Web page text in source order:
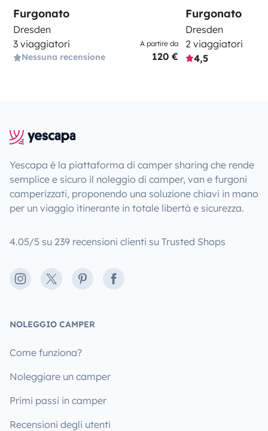
Furgonato
Dresden
3 viaggiatori
Nessuna recensione
A partire da
120 €
Furgonato
Dresden
2 viaggiatori
4,5
Yescapa è la piattaforma di camper sharing che rende
semplice e sicuro il noleggio di camper, van e furgoni
camperizzati, proponendo una soluzione chiavi in mano
per un viaggio itinerante in totale libertà e sicurezza.
4.05/5 su 239 recensioni clienti su Trusted Shops
Instagram
X PinterestFacebook
NOLEGGIO CAMPER
Come funziona?
Noleggiare un camper
Primi passi in camper
Recensioni degli utenti